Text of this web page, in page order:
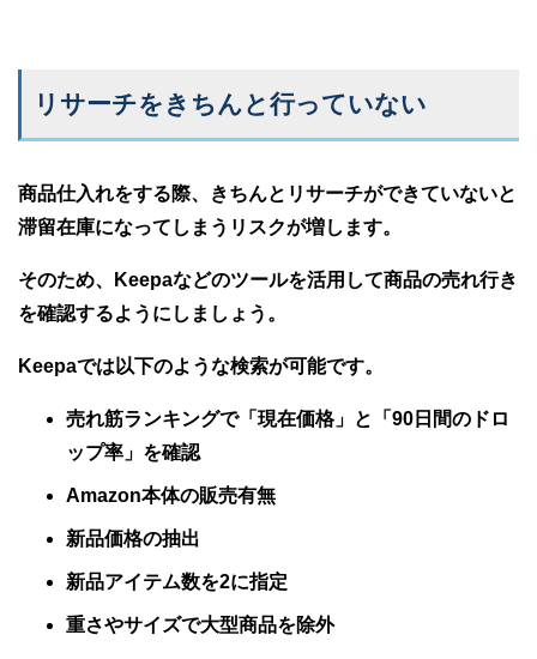
リサーチをきちんと行っていない
商品仕入れをする際、きちんとリサーチができていないと
滞留在庫になってしまうリスクが増します。
そのため、Keepaなどのツールを活用して商品の売れ行き
を確認するようにしましょう。
Keepaでは以下のような検索が可能です。
売れ筋ランキングで「現在価格」と「90日間のドロ
ップ率」を確認
Amazon本体の販売有無
新品価格の抽出
新品アイテム数を2に指定
重さやサイズで大型商品を除外